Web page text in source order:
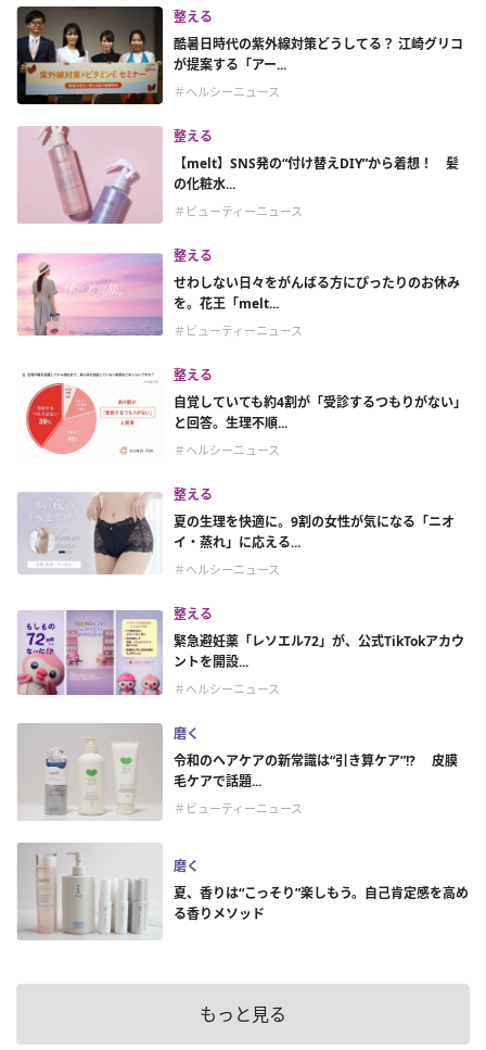
整える
酷暑日時代の紫外線対策どうしてる？ 江崎グリコ
が提案する「アー...
＃ヘルシーニュース
整える
【melt】SNS発の“付け替えDIY”から着想！ 髪
の化粧水...
＃ビューティーニュース
整える
せわしない日々をがんばる方にぴったりのお休み
を。花王「melt...
＃ビューティーニュース
整える
自覚していても約4割が「受診するつもりがない」
と回答。生理不順...
＃ヘルシーニュース
整える
夏の生理を快適に。9割の女性が気になる「ニオ
イ・蒸れ」に応える...
＃ヘルシーニュース
整える
緊急避妊薬「レソエル72」が、公式TikTokアカウ
ントを開設...
＃ヘルシーニュース
磨く
令和のヘアケアの新常識は“引き算ケア”!? 皮膜
毛ケアで話題...
＃ビューティーニュース
磨く
夏、香りは“こっそり”楽しもう。自己肯定感を高め
る香りメソッド
もっと見る